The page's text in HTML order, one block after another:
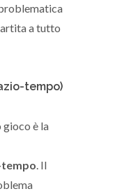
a tutto
tempo)
è la
. Il